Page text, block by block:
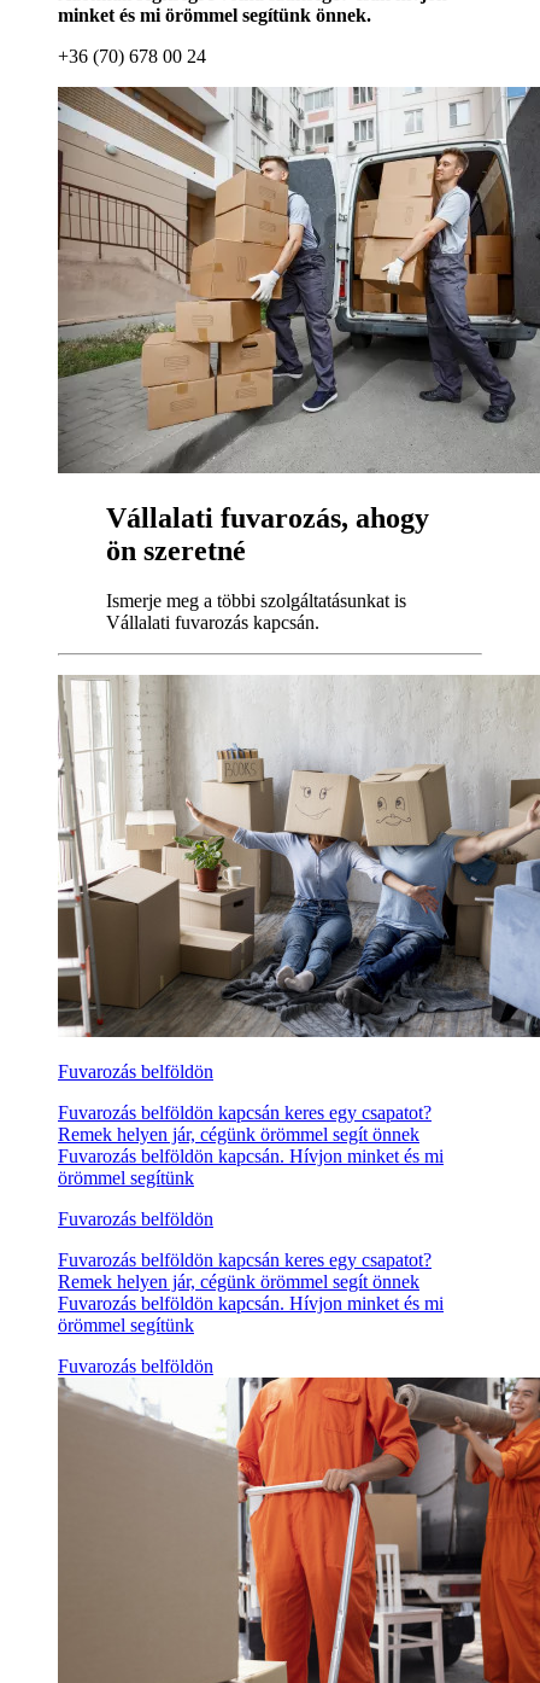
minket és mi örömmel segítünk önnek.
+36 (70) 678 00 24
Vállalati fuvarozás, ahogy
ön szeretné
Ismerje meg a többi szolgáltatásunkat is
Vállalati fuvarozás kapcsán.
Fuvarozás belföldön
Fuvarozás belföldön kapcsán keres egy csapatot?
Remek helyen jár, cégünk örömmel segít önnek
Fuvarozás belföldön kapcsán. Hívjon minket és mi
örömmel segítünk
Fuvarozás belföldön
Fuvarozás belföldön kapcsán keres egy csapatot?
Remek helyen jár, cégünk örömmel segít önnek
Fuvarozás belföldön kapcsán. Hívjon minket és mi
örömmel segítünk
Fuvarozás belföldön